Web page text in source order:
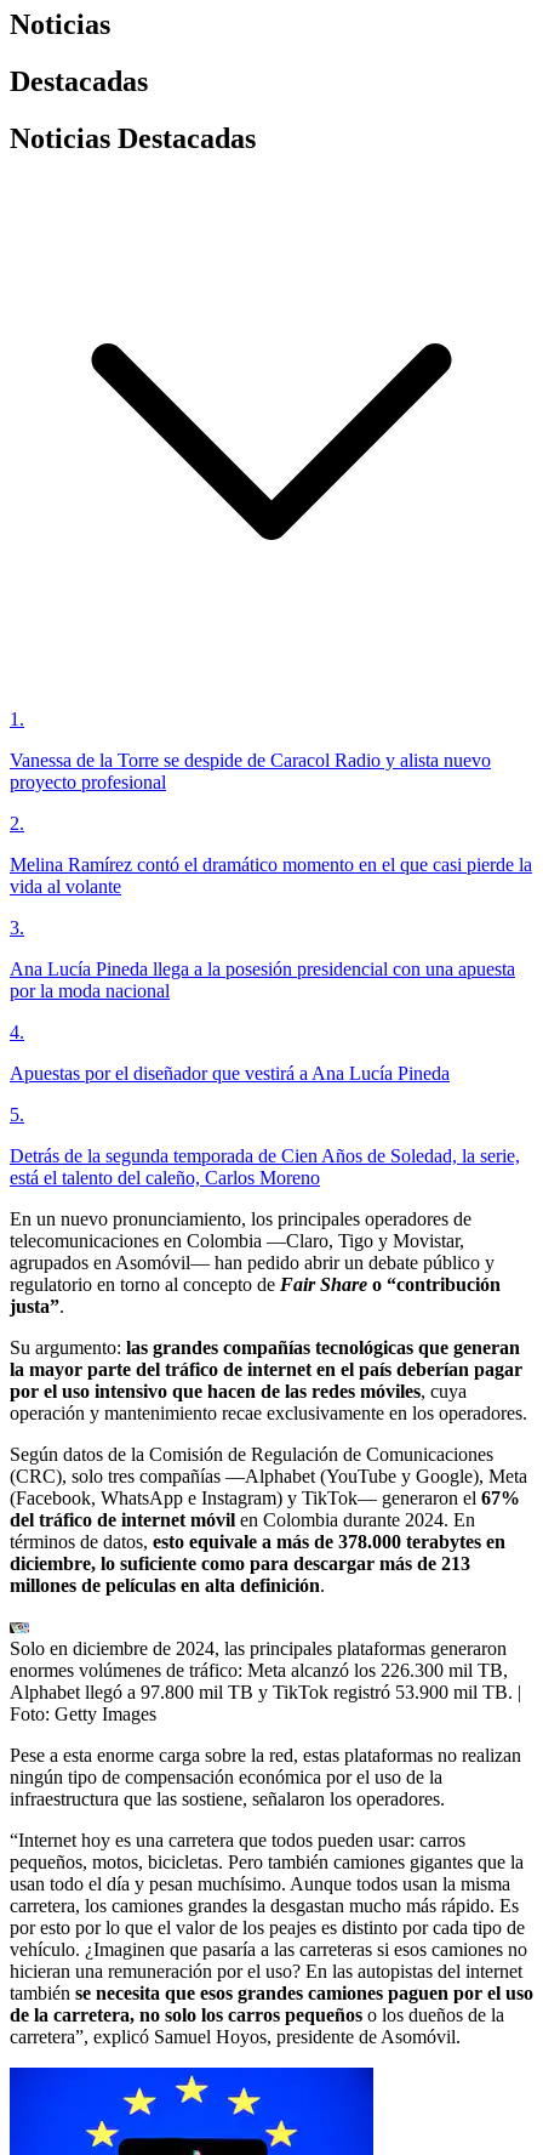
Noticias
Destacadas
Noticias Destacadas
1 .
Vanessa de la Torre se despide de Caracol Radio y alista nuevo
proyecto profesional
2.
Melina Ramírez contó el dramático momento en el que casi pierde la
vida al volante
3.
Ana Lucía Pineda llega a la posesión presidencial con una apuesta
por la moda nacional
4.
Apuestas por el diseñador que vestirá a Ana Lucía Pineda
5.
Detrás de la segunda temporada de Cien Años de Soledad, la serie,
está el talento del caleño, Carlos Moreno
En un nuevo pronunciamiento, los principales operadores de
telecomunicaciones en Colombia —Claro, Tigo y Movistar,
agrupados en Asomóvil— han pedido abrir un debate público y
regulatorio en torno al concepto de Fair Share o “contribución
justa”.
Su argumento: las grandes compañías tecnológicas que generan
la mayor parte del tráfico de internet en el país deberían pagar
por el uso intensivo que hacen de las redes móviles, cuya
operación y mantenimiento recae exclusivamente en los operadores.
Según datos de la Comisión de Regulación de Comunicaciones
(CRC), solo tres compañías —Alphabet (YouTube y Google), Meta
(Facebook, WhatsApp e Instagram) y TikTok— generaron el 67%
del tráfico de internet móvil en Colombia durante 2024. En
términos de datos, esto equivale a más de 378.000 terabytes en
diciembre, lo suficiente como para descargar más de 213
millones de películas en alta definición.
Solo en diciembre de 2024, las principales plataformas generaron
enormes volúmenes de tráfico: Meta alcanzó los 226.300 mil TB,
Alphabet llegó a 97.800 mil TB y TikTok registró 53.900 mil TB. |
Foto: Getty Images
Pese a esta enorme carga sobre la red, estas plataformas no realizan
ningún tipo de compensación económica por el uso de la
infraestructura que las sostiene, señalaron los operadores.
“Internet hoy es una carretera que todos pueden usar: carros
pequeños, motos, bicicletas. Pero también camiones gigantes que la
usan todo el día y pesan muchísimo. Aunque todos usan la misma
carretera, los camiones grandes la desgastan mucho más rápido. Es
por esto por lo que el valor de los peajes es distinto por cada tipo de
vehículo. ¿Imaginen que pasaría a las carreteras si esos camiones no
hicieran una remuneración por el uso? En las autopistas del internet
también se necesita que esos grandes camiones paguen por el uso
de la carretera, no solo los carros pequeños o los dueños de la
carretera”, explicó Samuel Hoyos, presidente de Asomóvil.